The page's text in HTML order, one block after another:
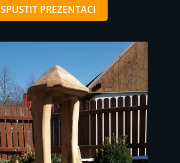
SPUSTIT PREZENTACI